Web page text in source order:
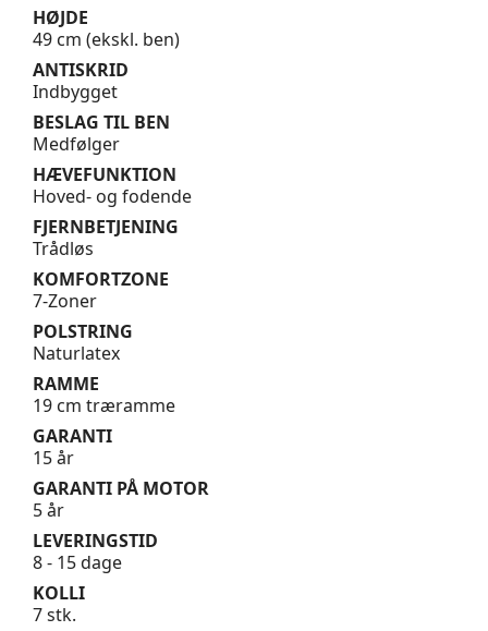
HØJDE
49 cm (ekskl. ben)
ANTISKRID
Indbygget
BESLAG TIL BEN
Medfølger
HÆVEFUNKTION
Hoved- og fodende
FJERNBETJENING
Trådløs
KOMFORTZONE
7-Zoner
POLSTRING
Naturlatex
RAMME
19 cm træramme
GARANTI
15 år
GARANTI PÅ MOTOR
5 år
LEVERINGSTID
8 - 15 dage
KOLLI
7 stk.